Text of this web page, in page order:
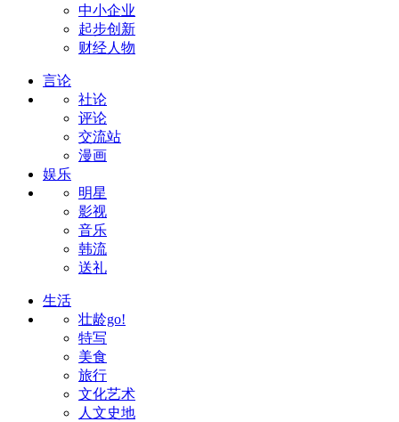
中小企业
起步创新
财经人物
言论
社论
评论
交流站
漫画
娱乐
明星
影视
音乐
韩流
送礼
生活
壮龄go!
特写
美食
旅行
文化艺术
人文史地